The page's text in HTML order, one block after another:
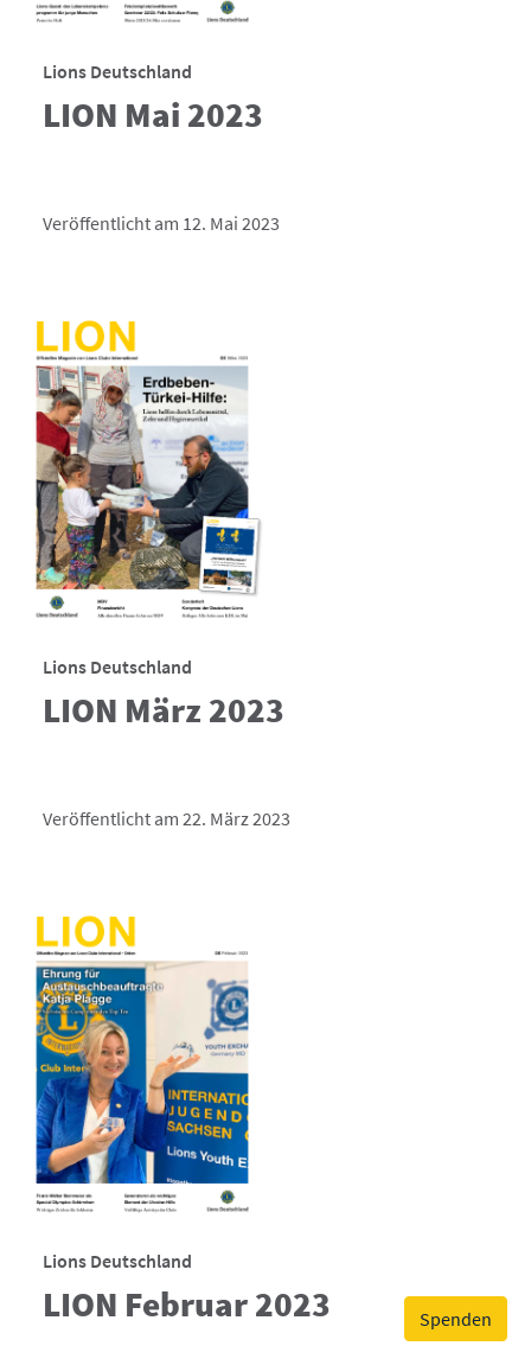
Spenden
Lions Deutschland
LION Mai 2023
Veröffentlicht am 12. Mai 2023
Lions Deutschland
LION März 2023
Veröffentlicht am 22. März 2023
Lions Deutschland
LION Februar 2023